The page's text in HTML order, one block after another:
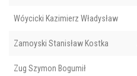
Wóycicki Kazimierz Władysław
Zamoyski Stanisław Kostka
Zug Szymon Bogumił